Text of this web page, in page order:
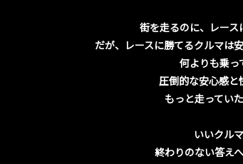
街を走るのに、レース
だが、レースに勝てるクルマは
何よりも乗っ
圧倒的な安心感と
もっと走ってい
いいクル
終わりのない答え